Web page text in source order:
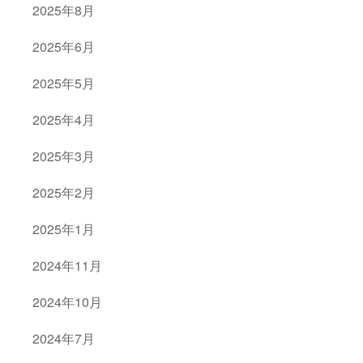
2025年8月
2025年6月
2025年5月
2025年4月
2025年3月
2025年2月
2025年1月
2024年11月
2024年10月
2024年7月